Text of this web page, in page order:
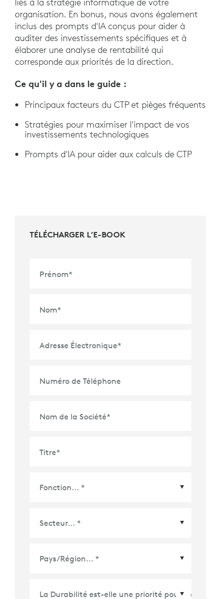
organisation. En bonus, nous avons également
inclus des prompts d'IA conçus pour aider à
auditer des investissements spécifiques et à
élaborer une analyse de rentabilité qui
corresponde aux priorités de la direction.
Ce qu'il y a dans le guide :
Principaux facteurs du CTP et pièges fréquents
Stratégies pour maximiser l'impact de vos
investissements technologiques
Prompts d'IA pour aider aux calculs de CTP
TÉLÉCHARGER L’E-BOOK
Prénom*
Nom*
Adresse Électronique*
Numéro de Téléphone
Nom de la Société*
Titre*
Pays/Région*